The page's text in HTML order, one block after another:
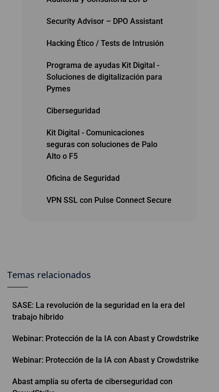
Security Advisor – DPO Assistant
Hacking Ético / Tests de Intrusión
Programa de ayudas Kit Digital -
Soluciones de digitalización para
Pymes
Ciberseguridad
Kit Digital - Comunicaciones
seguras con soluciones de Palo
Alto o F5
Oficina de Seguridad
VPN SSL con Pulse Connect Secure
Temas relacionados
SASE: La revolución de la seguridad en la era del
trabajo híbrido
Webinar: Protección de la IA con Abast y Crowdstrike
Webinar: Protección de la IA con Abast y Crowdstrike
Abast amplía su oferta de ciberseguridad con